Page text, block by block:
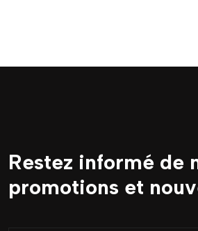
Restez informé de
promotions et